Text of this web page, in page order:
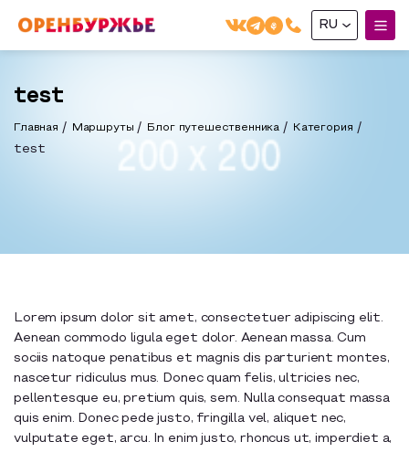
О РЕГИОНЕ
Сельский туризм
Аудио маршруты
Автотуризм
Образовательный туризм
СУВЕНИРЫ
НАЦИОНАЛЬНЫЙ ТУРИСТСКИЙ МАРШРУТ
RU
Русский(RU)
test
Главная Маршруты Блог путешественника Категория
test
Lorem ipsum dolor sit amet, consectetuer adipiscing elit.
Aenean commodo ligula eget dolor. Aenean massa. Cum
sociis natoque penatibus et magnis dis parturient montes,
nascetur ridiculus mus. Donec quam felis, ultricies nec,
pellentesque eu, pretium quis, sem. Nulla consequat massa
quis enim. Donec pede justo, fringilla vel, aliquet nec,
vulputate eget, arcu. In enim justo, rhoncus ut, imperdiet a,